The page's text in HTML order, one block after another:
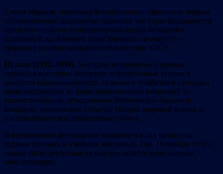
Таким образом, политика белорусизации приносила первые
положительные результаты: именно в эти годы формируется
профессиональная композиторская школа Беларуси с
установкой на освоение национального фольклора и
традиций русской музыкальной классики XIX в.
III этап (1932–1959). Это один из наиболее сложных
периодов в истории Беларуси: определённые успехи в
развитии промышленности, сельского хозяйства и культуры
были достигнуты на фоне политических репрессий и
коллективизации, объединения Восточной и Западной
Беларуси, трагических событий Второй мировой войны и
послевоенного восстановления страны.
В предвоенное десятилетие открывается ряд культурно-
художественных и учебных заведений. Так, 15 ноября 1932 г.
начала свою деятельность Белорусская государственная
консерватория.